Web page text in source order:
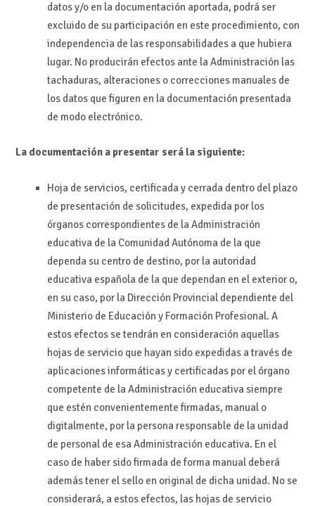
datos y/o en la documentación aportada, podrá ser
excluido de su participación en este procedimiento, con
independencia de las responsabilidades a que hubiera
lugar. No producirán efectos ante la Administración las
tachaduras, alteraciones o correcciones manuales de
los datos que figuren en la documentación presentada
de modo electrónico.
La documentación a presentar será la siguiente:
Hoja de servicios, certificada y cerrada dentro del plazo
de presentación de solicitudes, expedida por los
órganos correspondientes de la Administración
educativa de la Comunidad Autónoma de la que
dependa su centro de destino, por la autoridad
educativa española de la que dependan en el exterior o,
en su caso, por la Dirección Provincial dependiente del
Ministerio de Educación y Formación Profesional. A
estos efectos se tendrán en consideración aquellas
hojas de servicio que hayan sido expedidas a través de
aplicaciones informáticas y certificadas por el órgano
competente de la Administración educativa siempre
que estén convenientemente firmadas, manual o
digitalmente, por la persona responsable de la unidad
de personal de esa Administración educativa. En el
caso de haber sido firmada de forma manual deberá
además tener el sello en original de dicha unidad. No se
considerará, a estos efectos, las hojas de servicio